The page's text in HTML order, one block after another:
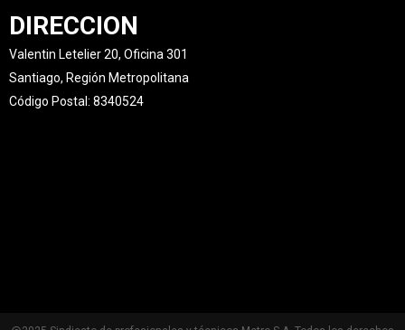
DIRECCION
Valentin Letelier 20, Oficina 301
Santiago, Región Metropolitana
Código Postal: 8340524